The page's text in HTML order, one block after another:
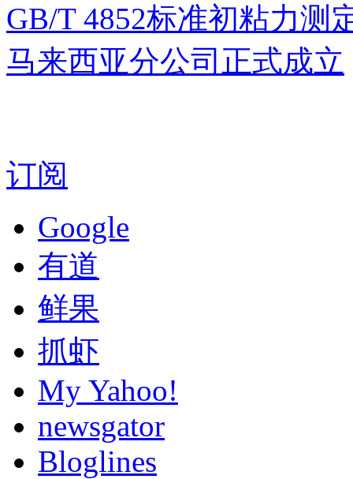
GB/T 4852标准初粘力测
马来西亚分公司正式成立
订阅
Google
有道
鲜果
抓虾
My Yahoo!
newsgator
Bloglines